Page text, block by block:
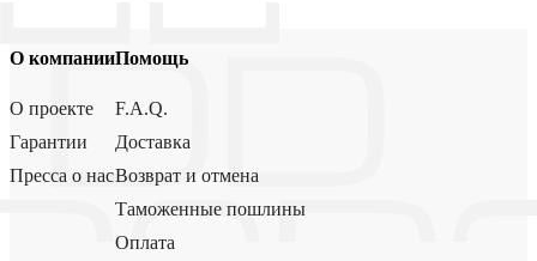
О компании
О проекте
Гарантии
Пресса о нас
Помощь
F.A.Q.
Доставка
Возврат и отмена
Таможенные пошлины
Оплата